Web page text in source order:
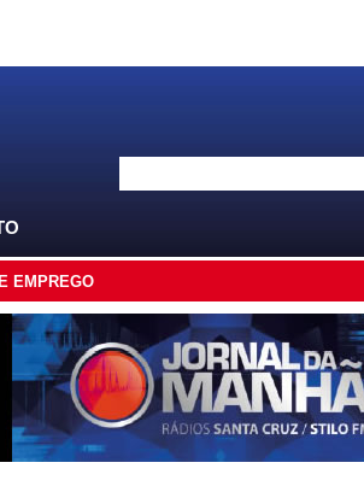
EMPREGO